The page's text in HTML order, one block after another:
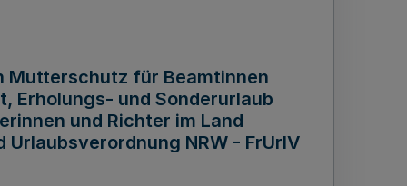
Mutterschutz für Beamtinnen
Erholungs- und Sonderurlaub
und Richter im Land
NRW - FrUrlV